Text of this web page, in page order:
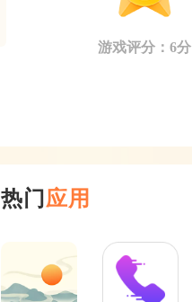
游戏评分：6分
热门 应用